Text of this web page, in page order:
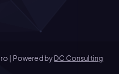
| Powered byDC Consulting